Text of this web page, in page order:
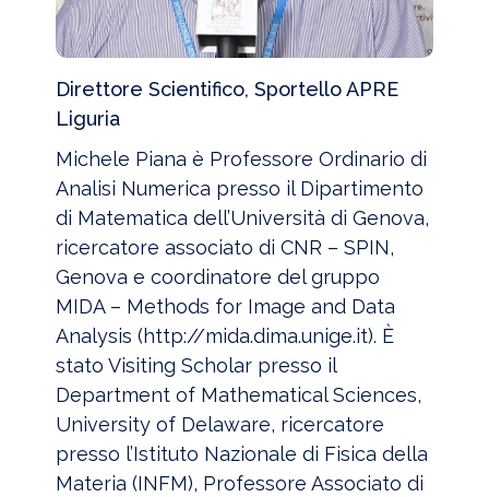
Direttore Scientifico, Sportello APRE
Liguria
Michele Piana è Professore Ordinario di
Analisi Numerica presso il Dipartimento
di Matematica dell’Università di Genova,
ricercatore associato di CNR – SPIN,
Genova e coordinatore del gruppo
MIDA – Methods for Image and Data
Analysis (http://mida.dima.unige.it). È
stato Visiting Scholar presso il
Department of Mathematical Sciences,
University of Delaware, ricercatore
presso l’Istituto Nazionale di Fisica della
Materia (INFM), Professore Associato di